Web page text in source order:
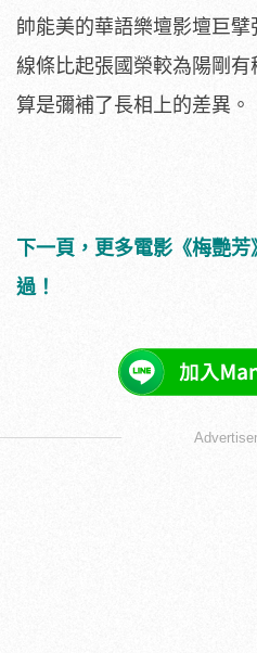
帥能美的華語樂壇影壇巨
線條比起張國榮較為陽剛有
算是彌補了長相上的差異。
下一頁，更多電影《梅艷
過！